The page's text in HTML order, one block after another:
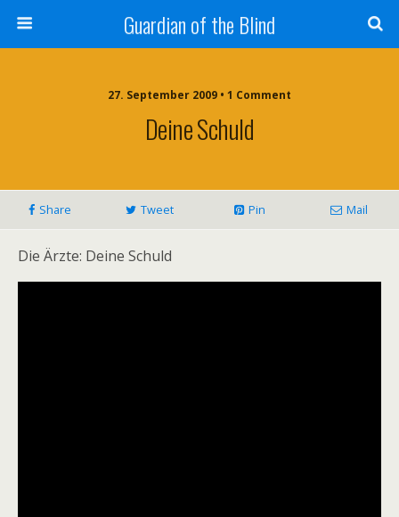
Guardian of the Blind
27. September 2009 • 1 Comment
Deine Schuld
Share Tweet Pin Mail
Die Ärzte: Deine Schuld